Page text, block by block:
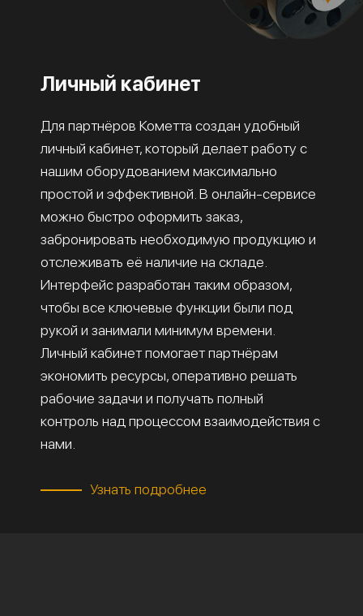
Личный кабинет
Для партнёров Кометта создан удобный
личный кабинет, который делает работу с
нашим оборудованием максимально
простой и эффективной. В онлайн-сервисе
можно быстро оформить заказ,
забронировать необходимую продукцию и
отслеживать её наличие на складе.
Интерфейс разработан таким образом,
чтобы все ключевые функции были под
рукой и занимали минимум времени.
Личный кабинет помогает партнёрам
экономить ресурсы, оперативно решать
рабочие задачи и получать полный
контроль над процессом взаимодействия с
нами.
Узнать подробнее